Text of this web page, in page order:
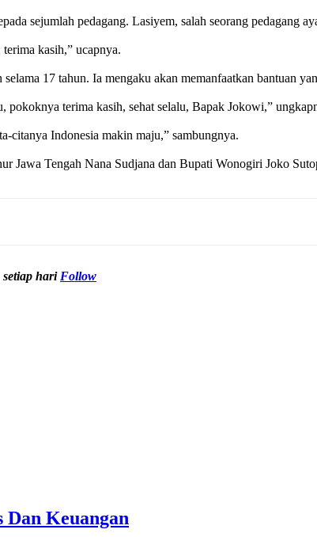
sejumlah pedagang. Lasiyem, salah seorang pedagang
kasih,” ucapnya.
17 tahun. Ia mengaku akan memanfaatkan bantuan
pokoknya terima kasih, sehat selalu, Bapak Jokowi,”
citanya Indonesia makin maju,” sambungnya.
Jawa Tengah Nana Sudjana dan Bupati Wonogiri Joko
setiap hari Follow
Keuangan